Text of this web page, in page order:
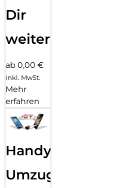
Dir
weiter
ab 0,00 €
inkl. MwSt.
Mehr
erfahren
Handy
Umzug